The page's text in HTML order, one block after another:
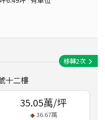
十二樓
移轉2次
35.05萬/坪
36.67萬